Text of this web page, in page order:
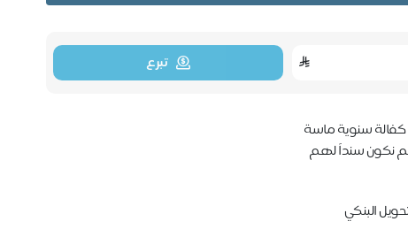
تبرع
كفالة سنوية ماسة
نكون سنداً لهم
البنكي